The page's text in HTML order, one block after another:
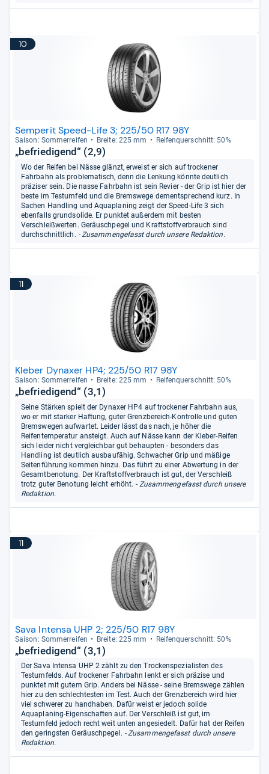
10
Semperit Speed-Life 3; 225/50 R17 98Y
Sai­son: Som­mer­rei­fen Breite: 225 mm Rei­fen­quer­schnitt: 50%
„befriedigend“ (2,9)
Wo der Reifen bei Nässe glänzt, erweist er sich auf trockener
Fahrbahn als problematisch, denn die Lenkung könnte deutlich
präziser sein. Die nasse Fahrbahn ist sein Revier - der Grip ist hier der
beste im Testumfeld und die Bremswege dementsprechend kurz. In
Sachen Handling und Aquaplaning zeigt der Speed-Life 3 sich
ebenfalls grundsolide. Er punktet außerdem mit besten
Verschleißwerten. Geräuschpegel und Kraftstoffverbrauch sind
durchschnittlich. - Zusammengefasst durch unsere Redaktion.
11
Kleber Dynaxer HP4; 225/50 R17 98Y
Sai­son: Som­mer­rei­fen Breite: 225 mm Rei­fen­quer­schnitt: 50%
„befriedigend“ (3,1)
Seine Stärken spielt der Dynaxer HP4 auf trockener Fahrbahn aus,
wo er mit starker Haftung, guter Grenzbereich-Kontrolle und guten
Bremswegen aufwartet. Leider lässt das nach, je höher die
Reifentemperatur ansteigt. Auch auf Nässe kann der Kleber-Reifen
sich leider nicht vergleichbar gut behaupten - besonders das
Handling ist deutlich ausbaufähig. Schwacher Grip und mäßige
Seitenführung kommen hinzu. Das führt zu einer Abwertung in der
Gesamtbenotung. Der Kraftstoffverbrauch ist gut, der Verschleiß
trotz guter Benotung leicht erhöht. - Zusammengefasst durch unsere
Redaktion.
11
Sava Intensa UHP 2; 225/50 R17 98Y
Sai­son: Som­mer­rei­fen Breite: 225 mm Rei­fen­quer­schnitt: 50%
„befriedigend“ (3,1)
Der Sava Intensa UHP 2 zählt zu den Trockenspezialisten des
Testumfelds. Auf trockener Fahrbahn lenkt er sich präzise und
punktet mit gutem Grip. Anders bei Nässe - seine Bremswege zählen
hier zu den schlechtesten im Test. Auch der Grenzbereich wird hier
viel schwerer zu handhaben. Dafür weist er jedoch solide
Aquaplaning-Eigenschaften auf. Der Verschleiß ist gut, im
Testumfeld jedoch recht weit unten angesiedelt. Dafür hat der Reifen
den geringsten Geräuschpegel. - Zusammengefasst durch unsere
Redaktion.